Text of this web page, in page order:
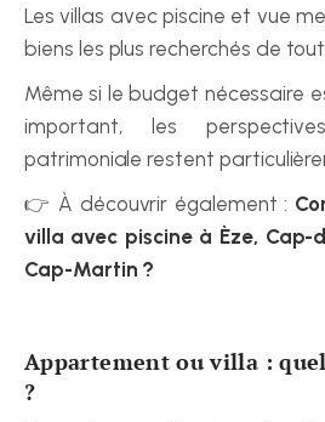
Les villas avec piscine et vue
biens les plus recherchés de
Même si le budget nécessaire
important, les
patrimoniale restent
👉 À découvrir également :
villa avec piscine à Èze, Cap-
Cap-Martin ?
Appartement ou villa :
?